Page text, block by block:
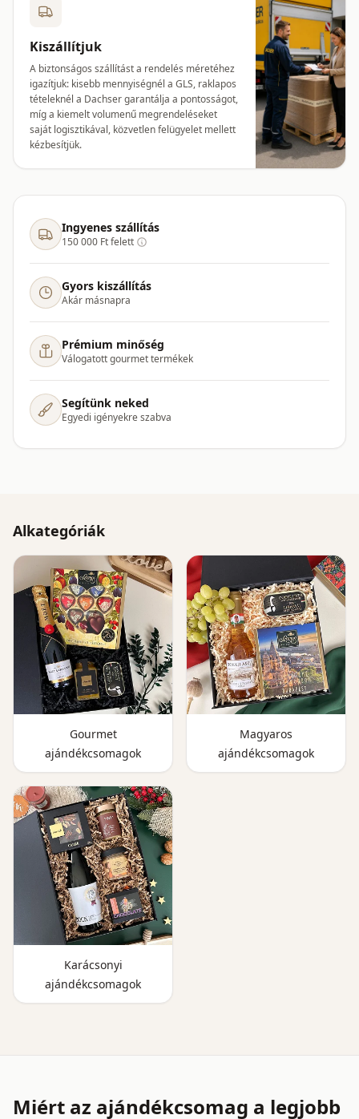
Kiszállítjuk
A biztonságos szállítást a rendelés méretéhez
igazítjuk: kisebb mennyiségnél a GLS, raklapos
tételeknél a Dachser garantálja a pontosságot,
míg a kiemelt volumenű megrendeléseket
saját logisztikával, közvetlen felügyelet mellett
kézbesítjük.
Ingyenes szállítás
150 000 Ft felett
Gyors kiszállítás
Akár másnapra
Prémium minőség
Válogatott gourmet termékek
Segítünk neked
Egyedi igényekre szabva
Alkategóriák
Gourmet
ajándékcsomagok
Magyaros
ajándékcsomagok
Karácsonyi
ajándékcsomagok
Miért az ajándékcsomag a legjobb